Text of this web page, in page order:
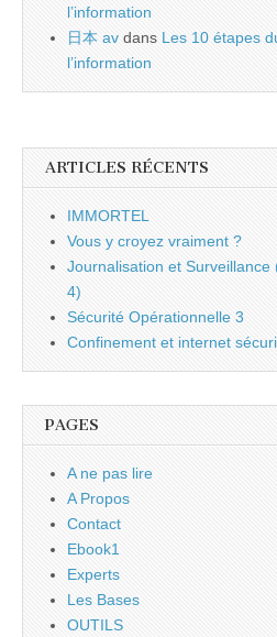
l’information
日本 av dans Les 10 étapes
l’information
ARTICLES RÉCENTS
IMMORTEL
Vous y croyez vraiment ?
Journalisation et
4)
Sécurité Opérationnelle 3
Confinement et internet
PAGES
A ne pas lire
A Propos
Contact
Ebook1
Experts
Les Bases
OUTILS